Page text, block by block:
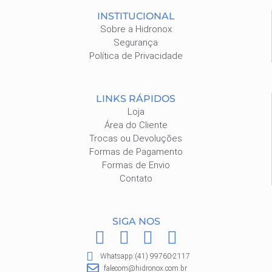
INSTITUCIONAL
Sobre a Hidronox
Segurança
Política de Privacidade
LINKS RÁPIDOS
Loja
Área do Cliente
Trocas ou Devoluções
Formas de Pagamento
Formas de Envio
Contato
SIGA NOS
F
a
I
n
P
i
W
h
Whatsapp:(41) 99760-2117
falecom@hidronox.com.br